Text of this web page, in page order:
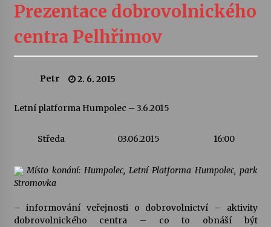
kapkou
Veselí muzikanti
Pozvánka na integrační festival Quijotova
šedesátka: 28. 7.–1. 8. 2026
28. 7. 2026
Prezentace dobrovolnického
centra Pelhřimov
Petr 2. 6. 2015
Letní platforma Humpolec – 3.6.2015
Středa 03.06.2015 16:00
Místo konání: Humpolec, Letní Platforma Humpolec, park
Stromovka
– informování veřejnosti o dobrovolnictví – aktivity
dobrovolnického centra – co to obnáší být